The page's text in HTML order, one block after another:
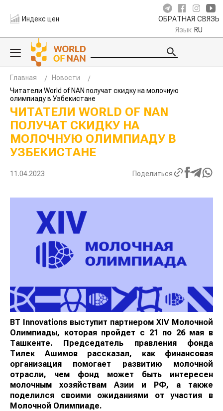
Индекс цен ОБРАТНАЯ СВЯЗЬ
Язык RU
Главная
Новости
Читатели World of NAN получат скидку на молочную
олимпиаду в Узбекистане
ЧИТАТЕЛИ WORLD OF NAN
ПОЛУЧАТ СКИДКУ НА
МОЛОЧНУЮ ОЛИМПИАДУ В
УЗБЕКИСТАНЕ
11.04.2023 Поделиться
BT Innovations выступит партнером XIV Молочной
Олимпиады, которая пройдет с 21 по 26 мая в
Ташкенте. Председатель правления фонда
Тилек Ашимов рассказал, как финансовая
организация помогает развитию молочной
отрасли, чем фонд может быть интересен
молочным хозяйствам Азии и РФ, а также
поделился своими ожиданиями от участия в
Молочной Олимпиаде.